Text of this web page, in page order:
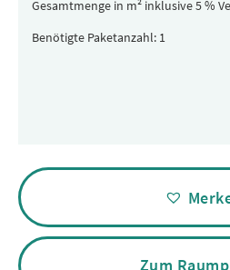
Gesamtmenge in m² inklusive 5 %
Benötigte Paketanzahl:
Alternative:
Zum